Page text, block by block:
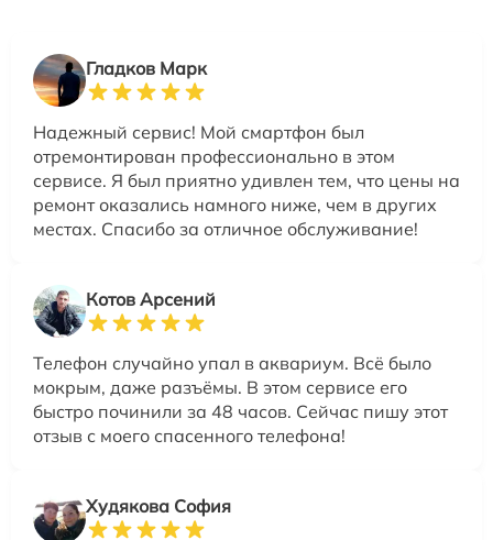
Гладков Марк
Надежный сервис! Мой смартфон был
отремонтирован профессионально в этом
сервисе. Я был приятно удивлен тем, что цены на
ремонт оказались намного ниже, чем в других
местах. Спасибо за отличное обслуживание!
Котов Арсений
Телефон случайно упал в аквариум. Всё было
мокрым, даже разъёмы. В этом сервисе его
быстро починили за 48 часов. Сейчас пишу этот
отзыв с моего спасенного телефона!
Худякова София